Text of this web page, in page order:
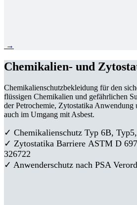
→
Chemikalien- und
Chemikalienschutzbekleidung für den
flüssigen Chemikalien und gefährlichen
der Petrochemie, Zytostatika Anwendung
auch im Umgang mit Asbest.
✓ Chemikalienschutz Typ 6B,
✓ Zytostatika Barriere ASTM D
326722
✓ Anwenderschutz nach PSA